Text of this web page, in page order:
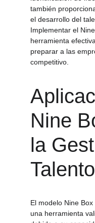
también
el desarrollo del
Implementar el
herramienta
preparar a las
competitivo.
Nine
la
Talento
El modelo Nine
una herramienta